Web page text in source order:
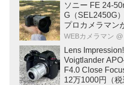
ソニー FE 24-
G（SEL2450G
プロカメラマン
WEBカメラマン
Lens
Voigtlander
F4.0 Close
12万1000円（